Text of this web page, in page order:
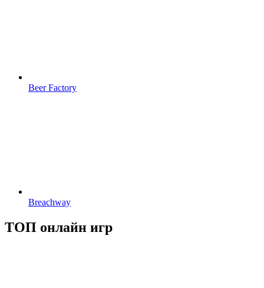
Beer Factory
Breachway
ТОП онлайн игр